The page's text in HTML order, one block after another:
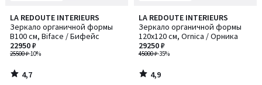
LA REDOUTE INTERIEURS
Зеркало органичной формы
В100 см, Biface / Бифейс
25500 ₽-10%
22950 ₽
4,7
/ 5
4,7
/
LA REDOUTE INTERIEURS
Зеркало органичной формы
120x120 см, Ornica / Орника
45000 ₽-35%
29250 ₽
4,9
/ 5
4,9
/